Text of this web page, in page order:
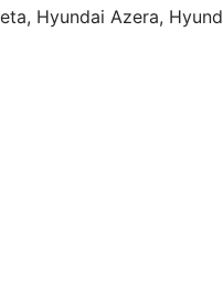
Hyundai Azera,